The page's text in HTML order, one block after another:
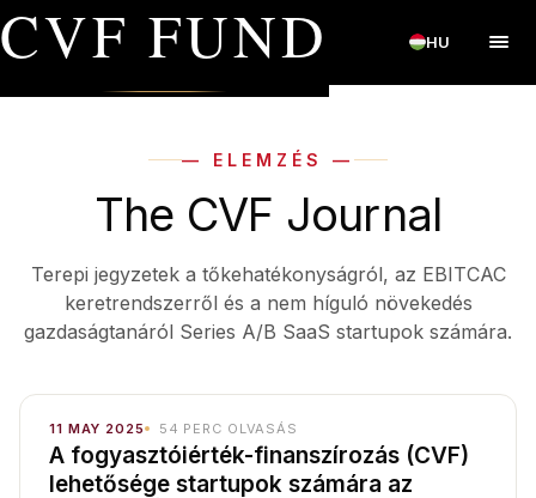
CVF FUND HU
— ELEMZÉS —
The CVF Journal
Terepi jegyzetek a tőkehatékonyságról, az EBITCAC
keretrendszerről és a nem híguló növekedés
gazdaságtanáról Series A/B SaaS startupok számára.
11 MAY 2025 54 PERC OLVASÁS
A fogyasztóiérték-finanszírozás (CVF)
lehetősége startupok számára az